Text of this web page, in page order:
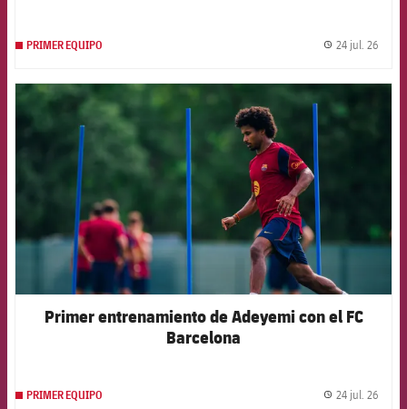
PRIMER EQUIPO 24 jul. 26
FCB Barcelona badge
Primer entrenamiento de Adeyemi con el FC
Barcelona
PRIMER EQUIPO 24 jul. 26